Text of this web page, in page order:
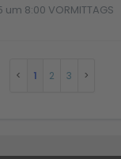
um 8:00 VORMITTAGS
1 2 3